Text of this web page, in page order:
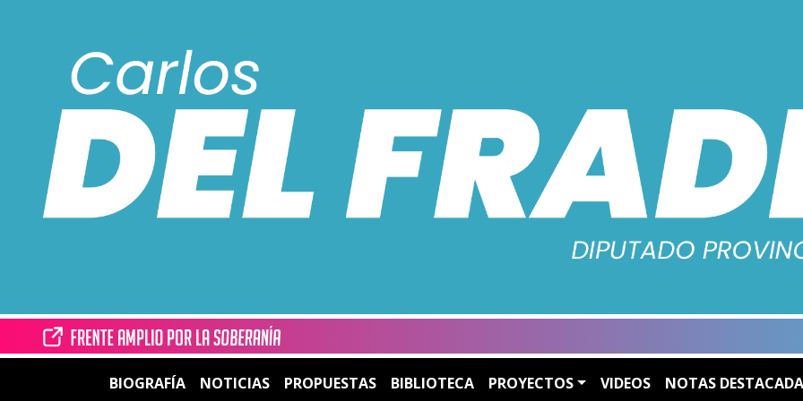
BIOGRAFÍA NOTICIAS PROPUESTAS BIBLIOTECA PROYECTOS VIDEOS NOTAS